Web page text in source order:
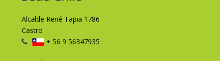
Alcalde René Tapia 1786
Castro
+ 56 9 56347935